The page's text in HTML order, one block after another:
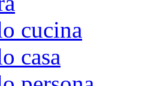
cucina
casa